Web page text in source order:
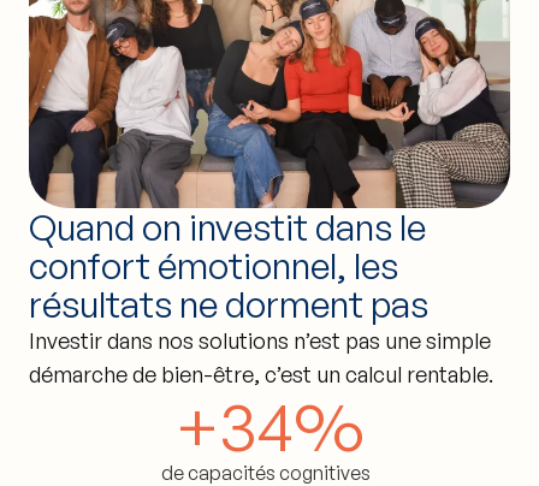
Quand on investit dans le
confort émotionnel, les
résultats ne dorment pas
Investir dans nos solutions n’est pas une simple
démarche de bien-être, c’est un calcul rentable.
de capacités cognitives
+34%